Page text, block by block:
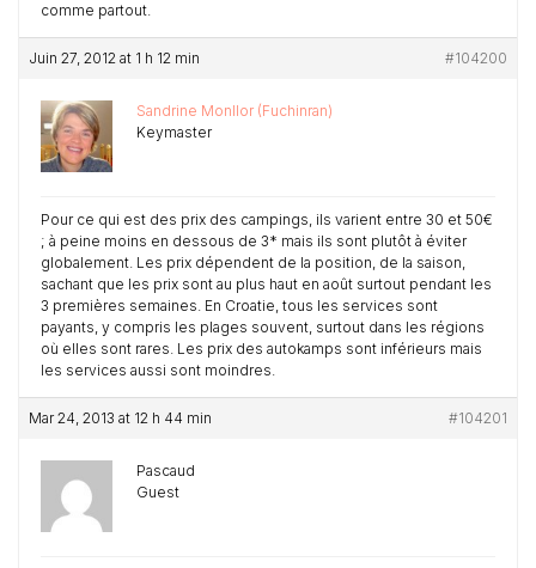
comme partout.
Juin 27, 2012 at 1 h 12 min #104200
Sandrine Monllor (Fuchinran)
Keymaster
Pour ce qui est des prix des campings, ils varient entre 30 et 50€
; à peine moins en dessous de 3* mais ils sont plutôt à éviter
globalement. Les prix dépendent de la position, de la saison,
sachant que les prix sont au plus haut en août surtout pendant les
3 premières semaines. En Croatie, tous les services sont
payants, y compris les plages souvent, surtout dans les régions
où elles sont rares. Les prix des autokamps sont inférieurs mais
les services aussi sont moindres.
Mar 24, 2013 at 12 h 44 min #104201
Pascaud
Guest